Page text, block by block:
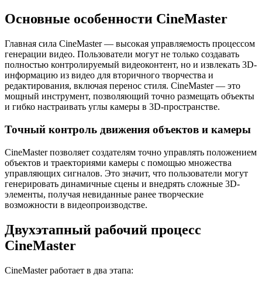
Основные особенности CineMaster
Главная сила CineMaster — высокая управляемость процессом
генерации видео. Пользователи могут не только создавать
полностью контролируемый видеоконтент, но и извлекать 3D-
информацию из видео для вторичного творчества и
редактирования, включая перенос стиля. CineMaster — это
мощный инструмент, позволяющий точно размещать объекты
и гибко настраивать углы камеры в 3D-пространстве.
Точный контроль движения объектов и камеры
CineMaster позволяет создателям точно управлять положением
объектов и траекториями камеры с помощью множества
управляющих сигналов. Это значит, что пользователи могут
генерировать динамичные сцены и внедрять сложные 3D-
элементы, получая невиданные ранее творческие
возможности в видеопроизводстве.
Двухэтапный рабочий процесс
CineMaster
CineMaster работает в два этапа: